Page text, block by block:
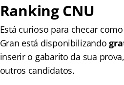
Ranking CNU
Está curioso para checar
Gran está disponibilizando
inserir o gabarito da sua
outros candidatos.